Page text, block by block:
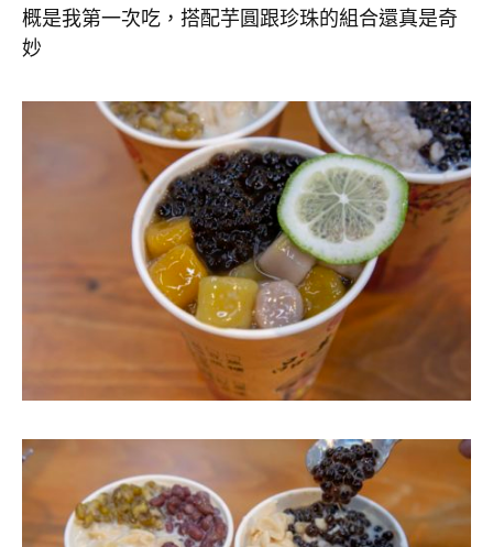
地瓜圓吃起來很軟Ｑ，咬起來還有地瓜味，再搭配
一口珍珠嘴巴咬得好酸但是好過癮！！檸檬豆花大